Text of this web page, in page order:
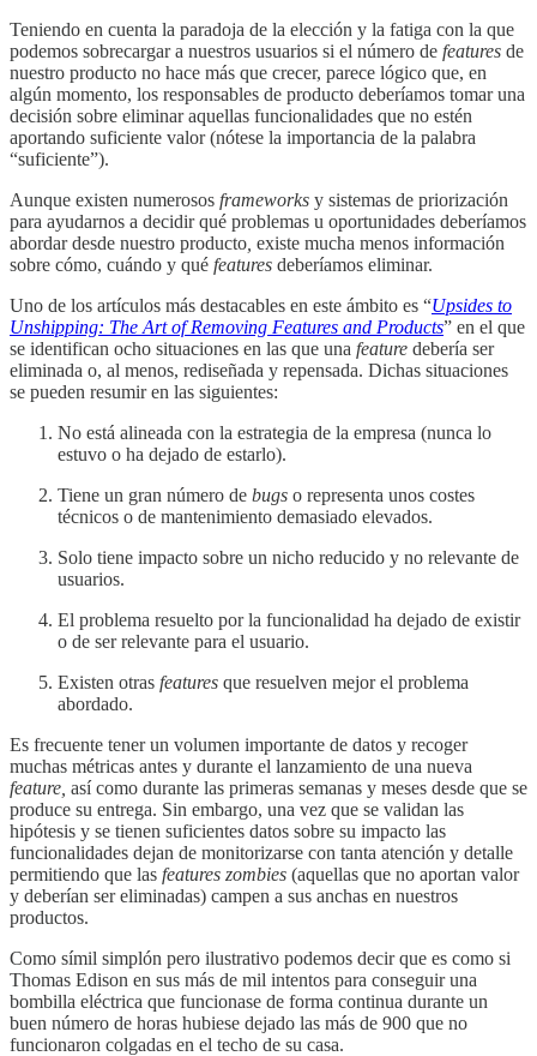
Teniendo en cuenta la paradoja de la elección y la fatiga con la que
podemos sobrecargar a nuestros usuarios si el número de features de
nuestro producto no hace más que crecer, parece lógico que, en
algún momento, los responsables de producto deberíamos tomar una
decisión sobre eliminar aquellas funcionalidades que no estén
aportando suficiente valor (nótese la importancia de la palabra
“suficiente”).
Aunque existen numerosos frameworks y sistemas de priorización
para ayudarnos a decidir qué problemas u oportunidades deberíamos
abordar desde nuestro producto existe mucha menos información
sobre cómo, cuándo y qué features deberíamos eliminar.
Uno de los artículos más destacables en este ámbito es “Upsides to
Unshipping: The Art of Removing Features and Products” en el que
se identifican ocho situaciones en las que una feature debería ser
eliminada o, al menos, rediseñada y repensada. Dichas situaciones
se pueden resumir en las siguientes:
No está alineada con la estrategia de la empresa (nunca lo
estuvo o ha dejado de estarlo).
Tiene un gran número de bugs o representa unos costes
técnicos o de mantenimiento demasiado elevados.
Solo tiene impacto sobre un nicho reducido y no relevante de
usuarios.
El problema resuelto por la funcionalidad ha dejado de existir
o de ser relevante para el usuario.
Existen otras features que resuelven mejor el problema
abordado.
Es frecuente tener un volumen importante de datos y recoger
muchas métricas antes y durante el lanzamiento de una nueva
feature, así como durante las primeras semanas y meses desde que se
produce su entrega. Sin embargo, una vez que se validan las
hipótesis y se tienen suficientes datos sobre su impacto las
funcionalidades dejan de monitorizarse con tanta atención y detalle
permitiendo que las features zombies (aquellas que no aportan valor
y deberían ser eliminadas) campen a sus anchas en nuestros
productos.
Como símil simplón pero ilustrativo podemos decir que es como si
Thomas Edison en sus más de mil intentos para conseguir una
bombilla eléctrica que funcionase de forma continua durante un
buen número de horas hubiese dejado las más de 900 que no
funcionaron colgadas en el techo de su casa.